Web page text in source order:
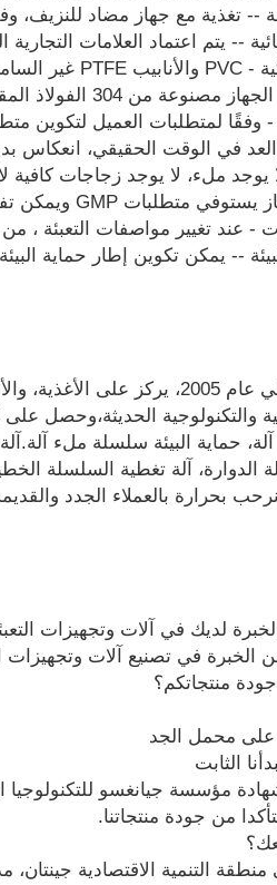
تأسست شركتنا في عام 2005،
حماية البيئة سلسلة ملء
الدوارة، آلة تغطية السلسلة
بحرارة بالعملاء الجدد
لديك في آلات وتجهيزات
منتجاتكم؟
على محمل الجد
الثابت
مؤسسة جيانغسو للتكنولوجيا
من جودة منتجاتنا.